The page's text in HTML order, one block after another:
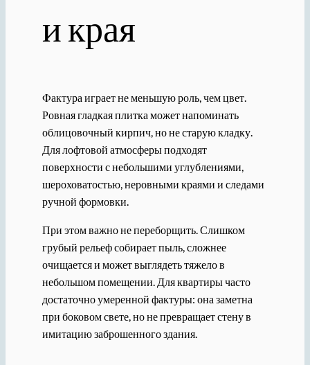
и края
Фактура играет не меньшую роль, чем цвет.
Ровная гладкая плитка может напоминать
облицовочный кирпич, но не старую кладку.
Для лофтовой атмосферы подходят
поверхности с небольшими углублениями,
шероховатостью, неровными краями и следами
ручной формовки.
При этом важно не переборщить. Слишком
грубый рельеф собирает пыль, сложнее
очищается и может выглядеть тяжело в
небольшом помещении. Для квартиры часто
достаточно умеренной фактуры: она заметна
при боковом свете, но не превращает стену в
имитацию заброшенного здания.